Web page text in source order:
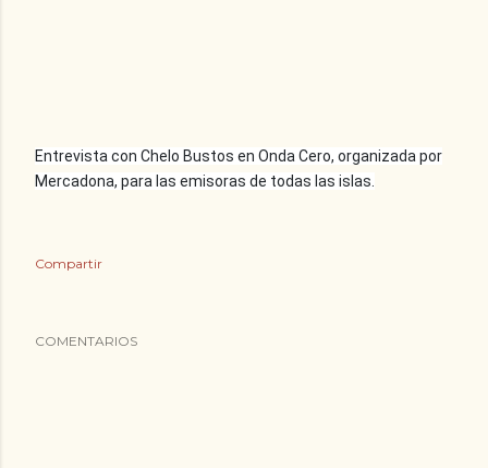
Entrevista con Chelo Bustos en Onda Cero, organizada por
Mercadona, para las emisoras de todas las islas.
Compartir
COMENTARIOS